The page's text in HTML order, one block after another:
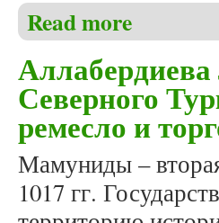
Read more
Северного
ремесло и
Мамуниды –
1017 гг.